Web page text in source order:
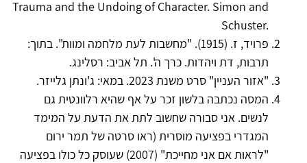
Trauma and the Undoing of Character. Simon and
Schuster.
פרויד, ז. (1915). "מחשבות לעת מלחמה ומוות". בתוך:
תרבות, דת ויהדות. כרך ה'. תל אביב: רסלינג.
"אזור העניין" סרט משנת 2023. במאי: ג'ונתן גלייזר.
המסה נכתבה בלשון זכר על אף שהיא רלוונטית גם
לנשים. אני סבורה שחשוב לתת את הדעת על המימד
המגדרי בפציעה מוסרית (ראו סרטה של תמר ירום
"לראות אם אני מחייכת" (2007) שעוסק כל כולו בפציעה